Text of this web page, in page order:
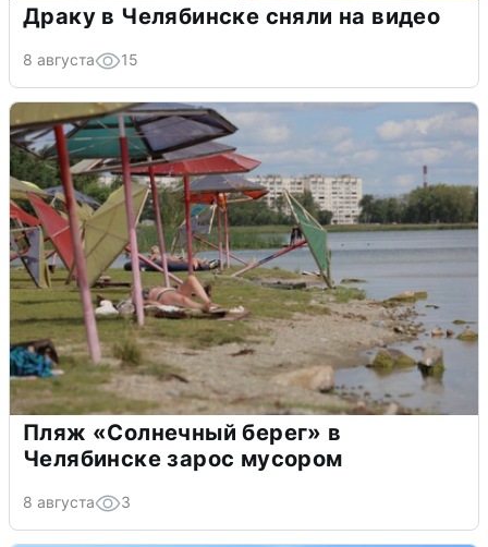
Драку в Челябинске сняли на видео
8 августа 15
Пляж «Солнечный берег» в
Челябинске зарос мусором
8 августа 3